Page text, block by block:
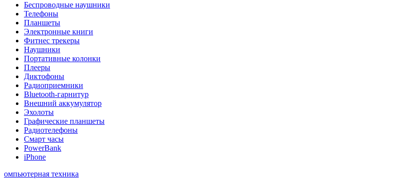
Беспроводные наушники
Телефоны
Планшеты
Электронные книги
Фитнес трекеры
Наушники
Портативные колонки
Плееры
Диктофоны
Радиоприемники
Bluetooth-гарнитур
Внешний аккумулятор
Эхолоты
Графические планшеты
Радиотелефоны
Смарт часы
PowerBank
iPhone
омпьютерная техника